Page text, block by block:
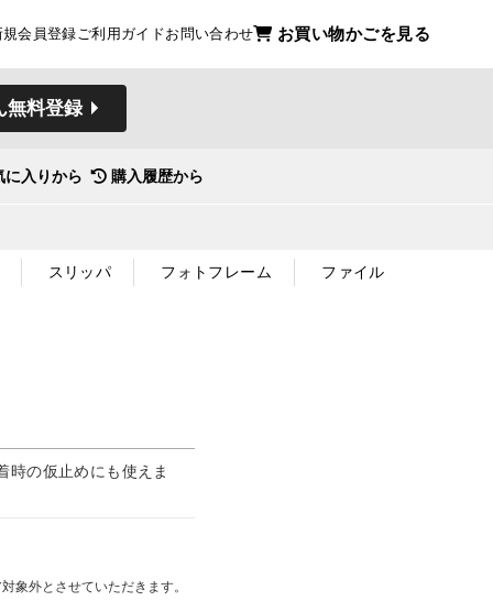
規会員登録ご利用ガイドお問い合わせ お買い物かごを見る
無料登録
に入りから 購入履歴から
スリッパ フォトフレーム ファイル
時の仮止めにも使えま
象外とさせていただきます。